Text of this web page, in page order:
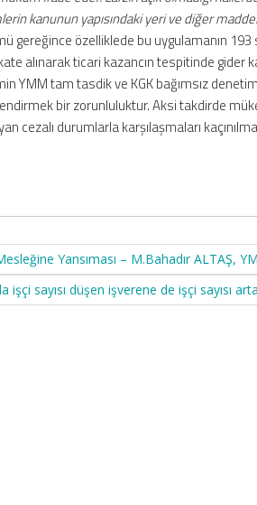
kanunun yapısındaki yeri ve diğer
gereğince özelliklede bu uygulamanın 193
alınarak ticari kazancın tespitinde gider
YMM tam tasdik ve KGK bağımsız
bir zorunluluktur. Aksi takdirde
cezalı durumlarla karşılaşmaları
Yansıması – M.Bahadır ALTAŞ,
işçi sayısı düşen işverene de işçi sayısı